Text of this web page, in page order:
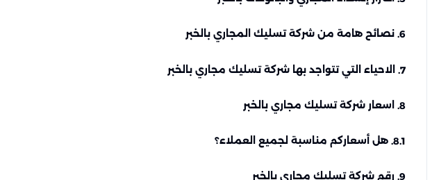
6. نصائح هامة من شركة تسليك المجاري بالخبر
7. الاحياء التي تتواجد بها شركة تسليك مجاري بالخبر
8. اسعار شركة تسليك مجاري بالخبر
8.1. هل أسعاركم مناسبة لجميع العملاء؟
9. رقم شركة تسليك مجاري بالخبر